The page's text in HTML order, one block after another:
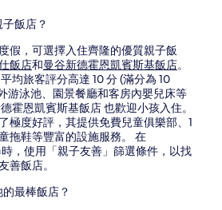
飯店？
假，可選擇入住齊隆的優質親子飯
飯店和曼谷新德霍恩凱賓斯基飯店。
均旅客評分高達 10 分 (滿分為 10
游泳池、園景餐廳和客房內嬰兒床等
霍恩凱賓斯基飯店 也歡迎小孩入住。
極度好評，其提供免費兒童俱樂部、1
拖鞋等豐富的設施服務。 在
，使用「親子友善」篩選條件，以找
善飯店。
最棒飯店？